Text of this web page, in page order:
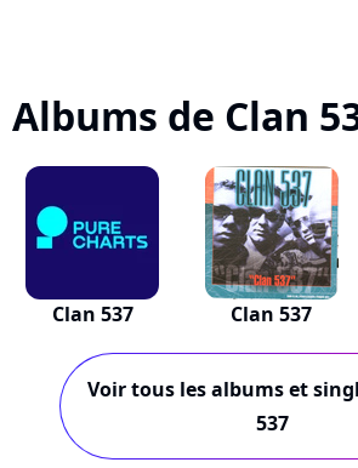
Albums de Clan
Clan 537 Clan 537
Voir tous les albums et
537